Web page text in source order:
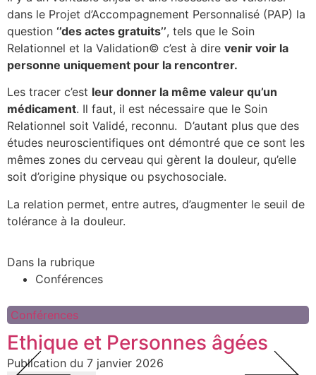
dans le Projet d’Accompagnement Personnalisé (PAP) la
question ‘’des actes gratuits’’, tels que le Soin
Relationnel et la Validation© c’est à dire venir voir la
personne uniquement pour la rencontrer.
Les tracer c’est leur donner la même valeur qu’un
médicament. Il faut, il est nécessaire que le Soin
Relationnel soit Validé, reconnu. D’autant plus que des
études neuroscientifiques ont démontré que ce sont les
mêmes zones du cerveau qui gèrent la douleur, qu’elle
soit d’origine physique ou psychosociale.
La relation permet, entre autres, d’augmenter le seuil de
tolérance à la douleur.
Dans la rubrique
Conférences
Conférences
Ethique et Personnes âgées
7 janvier 2026